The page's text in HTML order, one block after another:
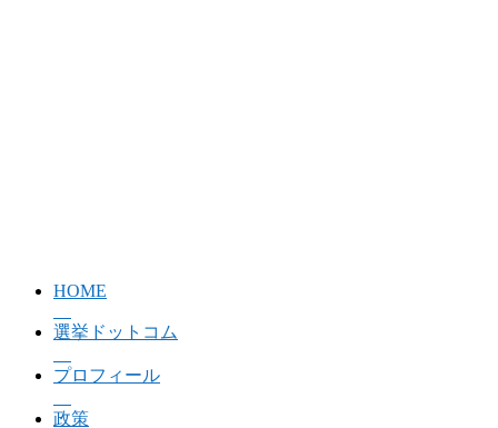
HOME
選挙ドットコム
プロフィール
政策